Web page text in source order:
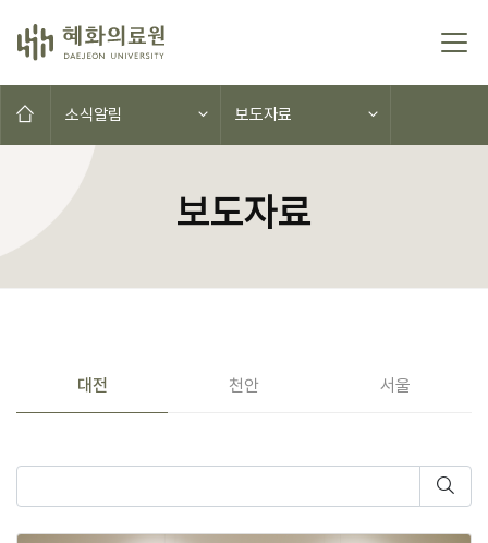
콘텐츠로 이동
홈으로소식알림 보도자료
보도자료
공지사항(대전,천안,서울)
대전 천안 서울